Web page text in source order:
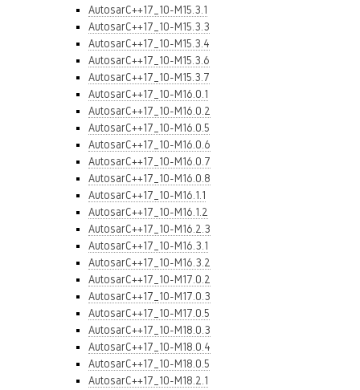
AutosarC++17_10-M15.3.1
AutosarC++17_10-M15.3.3
AutosarC++17_10-M15.3.4
AutosarC++17_10-M15.3.6
AutosarC++17_10-M15.3.7
AutosarC++17_10-M16.0.1
AutosarC++17_10-M16.0.2
AutosarC++17_10-M16.0.5
AutosarC++17_10-M16.0.6
AutosarC++17_10-M16.0.7
AutosarC++17_10-M16.0.8
AutosarC++17_10-M16.1.1
AutosarC++17_10-M16.1.2
AutosarC++17_10-M16.2.3
AutosarC++17_10-M16.3.1
AutosarC++17_10-M16.3.2
AutosarC++17_10-M17.0.2
AutosarC++17_10-M17.0.3
AutosarC++17_10-M17.0.5
AutosarC++17_10-M18.0.3
AutosarC++17_10-M18.0.4
AutosarC++17_10-M18.0.5
AutosarC++17_10-M18.2.1